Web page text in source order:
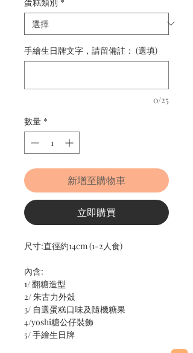
手繪生日牌文字，請留備註： (選填)
0/25
數量 *
新增至購物車
立即購買
尺寸:直徑約14cm (1-2人食)
內含:
1/ 翻糖造型
2/ 朱古力外殼
3/ 自選蛋糕口味及隨機糖果
4/yoshi糖公仔裝飾
5/ 手繪生日牌